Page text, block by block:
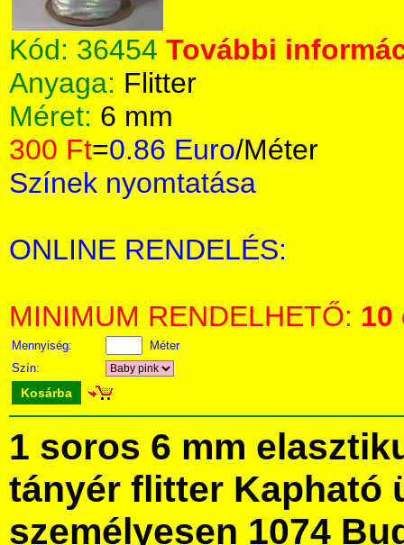
Kód: 36454 További
Anyaga: Flitter
Méret: 6 mm
300 Ft=0.86 Euro/Méter
Színek nyomtatása
ONLINE RENDELÉS:
MINIMUM RENDELHETŐ: 10
Mennyiség:
Méter
Szín:
Kosárba
1 soros 6 mm
tányér flitter Kapható
személyesen 1074